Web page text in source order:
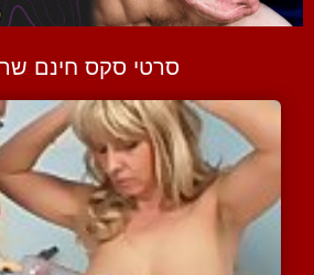
סרטי סקס חינם